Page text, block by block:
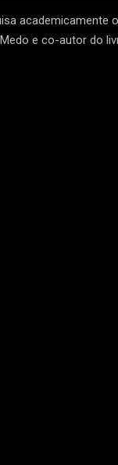
academicamente o
e co-autor do